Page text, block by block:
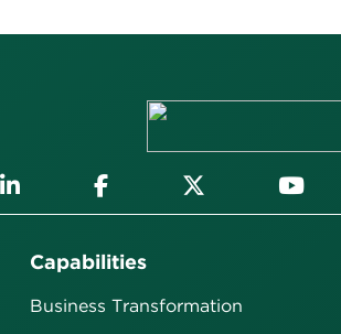
Capabilities
Business Transformation